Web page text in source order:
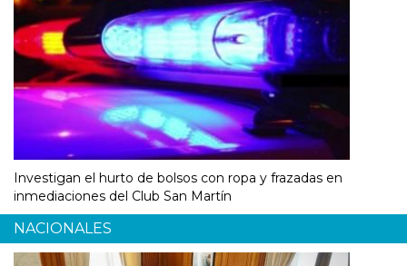
Investigan el hurto de bolsos con ropa y frazadas en
inmediaciones del Club San Martín
NACIONALES